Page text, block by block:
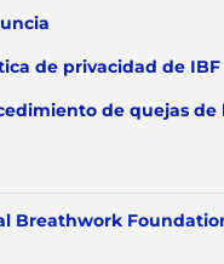
de privacidad de IBF
de quejas de
Breathwork